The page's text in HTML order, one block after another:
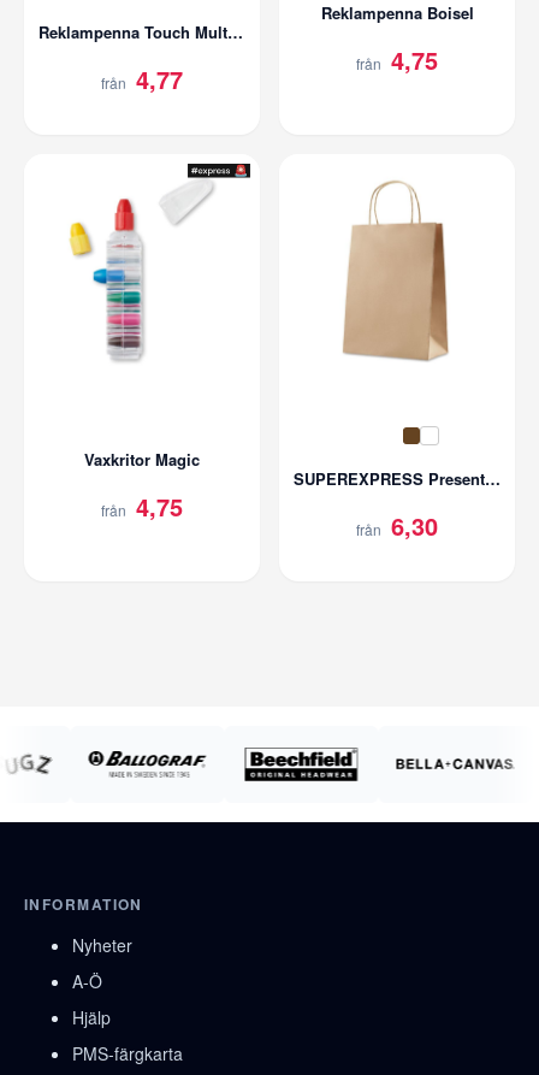
Reklampenna Touch Multipen
från 4,77
Reklampenna Boisel
från 4,75
Vaxkritor Magic
från 4,75
SUPEREXPRESS Presentpåse med tryck | 150g/m2
från 6,30
INFORMATION
Nyheter
A-Ö
Hjälp
PMS-färgkarta